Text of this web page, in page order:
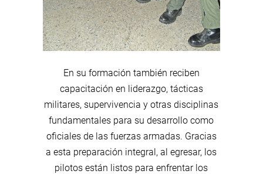
En su formación también reciben
capacitación en liderazgo, tácticas
militares, supervivencia y otras disciplinas
fundamentales para su desarrollo como
oficiales de las fuerzas armadas. Gracias
a esta preparación integral, al egresar, los
pilotos están listos para enfrentar los